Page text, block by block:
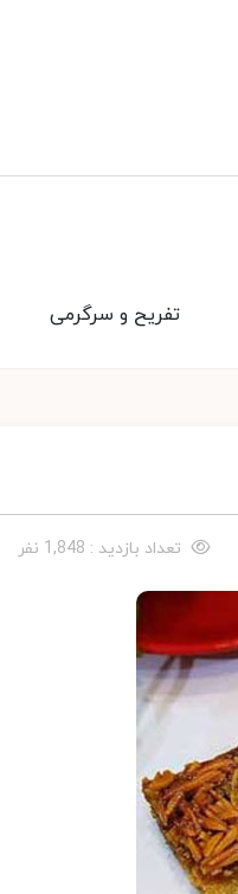
تفریح و سرگرمی
تعداد بازدید : 1,848 نفر